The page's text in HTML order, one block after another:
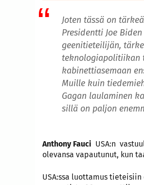
Joten tässä on
Presidentti Joe
geenitieteilijän,
teknologiapolitiikan
kabinettiasemaan
Muille kuin
Gagan laulaminen
sillä on paljon
Anthony Fauci USA:n
olevansa vapautunut, kun
USA:ssa luottamus